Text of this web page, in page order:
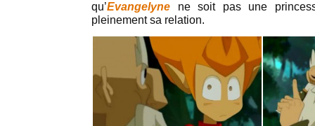
qu’Evangelyne ne soit pas une
pleinement sa relation.